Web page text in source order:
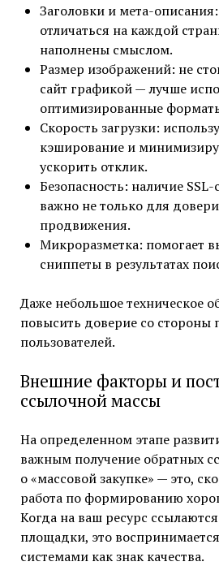
Заголовки и мета-
отличаться на каждой
наполнены смыслом.
Размер изображений: не
сайт графикой — лучше
оптимизированные
Скорость загрузки:
кэширование и
ускорить отклик.
Безопасность: наличие
важно не только для
продвижения.
Микроразметка: помогает
сниппеты в результатах
Даже небольшое техническое
повысить доверие со стороны
пользователей.
Внешние факторы и
ссылочной массы
На определенном этапе
важным получение обратных
о «массовой закупке» — это,
работа по формированию
Когда на ваш ресурс
площадки, это
системами как знак качества.